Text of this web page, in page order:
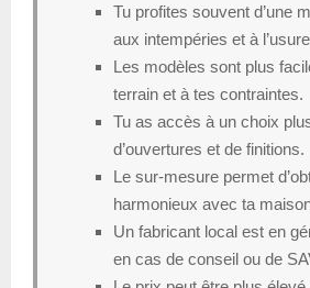
Tu profites souvent d’une
aux intempéries et à
Les modèles sont plus
terrain et à tes contraintes.
Tu as accès à un choix
d’ouvertures et de finitions.
Le sur-mesure permet
harmonieux avec ta
Un fabricant local est en
en cas de conseil ou de